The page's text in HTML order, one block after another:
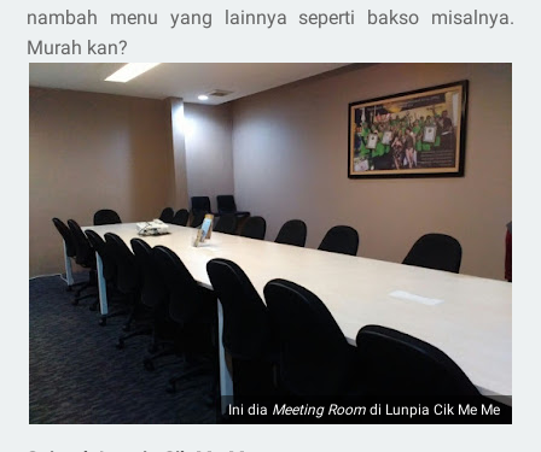
nambah menu yang lainnya seperti bakso misalnya.
Murah kan?
Ini dia Meeting Room di Lunpia Cik Me Me